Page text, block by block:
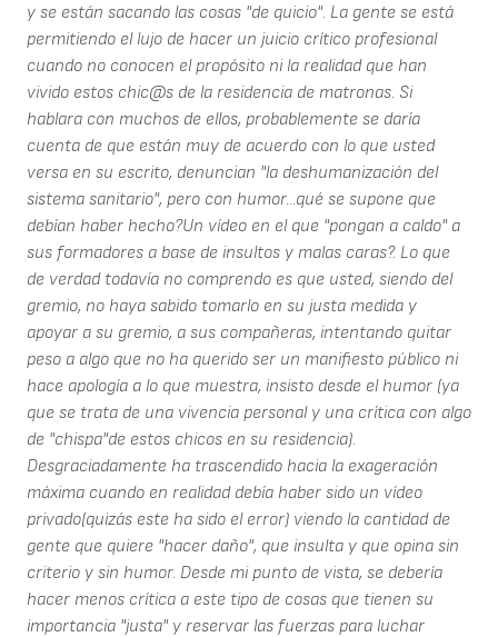
y se están sacando las cosas "de quicio". La gente se está
permitiendo el lujo de hacer un juicio crítico profesional
cuando no conocen el propósito ni la realidad que han
vivido estos chic@s de la residencia de matronas. Si
hablara con muchos de ellos, probablemente se daría
cuenta de que están muy de acuerdo con lo que usted
versa en su escrito, denuncian "la deshumanización del
sistema sanitario", pero con humor...qué se supone que
debían haber hecho?Un vídeo en el que "pongan a caldo" a
sus formadores a base de insultos y malas caras?. Lo que
de verdad todavía no comprendo es que usted, siendo del
gremio, no haya sabido tomarlo en su justa medida y
apoyar a su gremio, a sus compañeras, intentando quitar
peso a algo que no ha querido ser un manifiesto público ni
hace apología a lo que muestra, insisto desde el humor (ya
que se trata de una vivencia personal y una crítica con algo
de "chispa"de estos chicos en su residencia).
Desgraciadamente ha trascendido hacia la exageración
máxima cuando en realidad debía haber sido un vídeo
privado(quizás este ha sido el error) viendo la cantidad de
gente que quiere "hacer daño", que insulta y que opina sin
criterio y sin humor. Desde mi punto de vista, se debería
hacer menos crítica a este tipo de cosas que tienen su
importancia "justa" y reservar las fuerzas para luchar